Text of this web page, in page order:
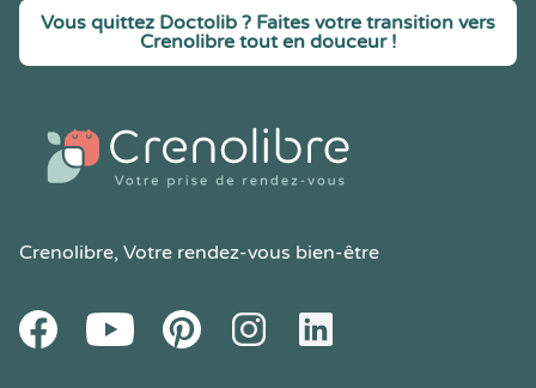
Vous quittez Doctolib ? Faites votre transition vers
Crenolibre tout en douceur !
Crenolibre, Votre rendez-vous bien-être
FacebookYoutube PinteresetInstagramLinkedIn